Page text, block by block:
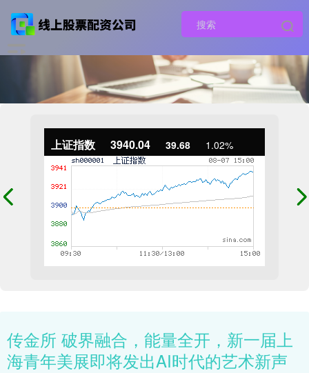
上证指数 3940.04 39.68 1.02%
传金所 破界融合，能量全开，新一届上
海青年美展即将发出AI时代的艺术新声